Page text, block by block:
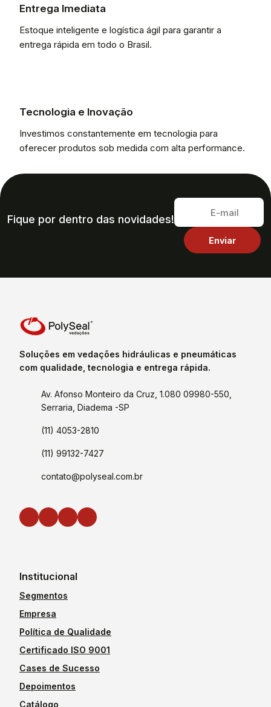
Entrega Imediata
Estoque inteligente e logística ágil para garantir a
entrega rápida em todo o Brasil.
Tecnologia e Inovação
Investimos constantemente em tecnologia para
oferecer produtos sob medida com alta performance.
Fique por dentro das novidades!
Soluções em vedações hidráulicas e pneumáticas
com qualidade, tecnologia e entrega rápida.
Av. Afonso Monteiro da Cruz, 1.080 09980-550,
Serraria, Diadema -SP
(11) 4053-2810
(11) 99132-7427
contato@polyseal.com.br
Institucional
Segmentos
Empresa
Política de Qualidade
Certificado ISO 9001
Cases de Sucesso
Depoimentos
Catálogo